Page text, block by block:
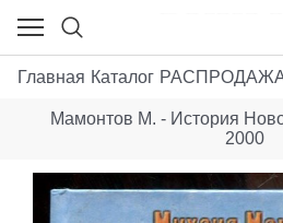
Главная Каталог
Мамонтов М. - История
2000